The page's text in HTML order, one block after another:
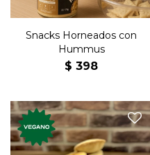
Snacks Horneados con
Hummus
$ 398